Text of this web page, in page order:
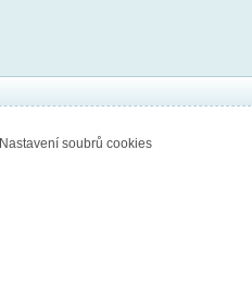
Nastavení soubrů cookies